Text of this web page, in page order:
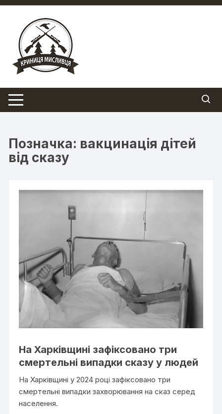
Перейти
вмісту
Позначка: вакцинація дітей
від сказу
На Харківщині зафіксовано три
смертельні випадки сказу у людей
На Харківщині у 2024 році зафіксовано три
смертельні випадки захворювання на сказ серед
населення.